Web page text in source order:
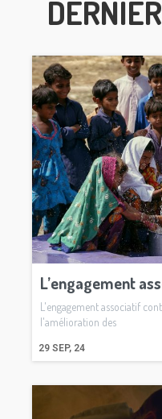
L’engagement
29 SEP, 24
L'engagement associatif
l'amélioration des